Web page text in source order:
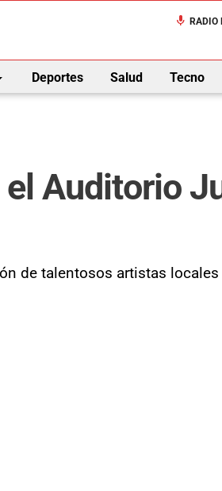
mic RADIO
Deportes Salud Tecno
Auditorio
de talentosos artistas